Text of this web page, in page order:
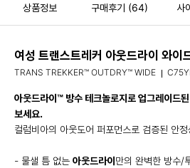
상품정보 구매후기 (64) 사
여성 트랜스트레커 아웃드라이 와이
TRANS TREKKER™ OUTDRY™ WIDE
아웃드라이™ 방수 테크놀로지로 업그레이드
보세요.
컬럼비아의 아웃도어 퍼포먼스로 검증된 안
- 물샐 틈 없는 아웃드라이 만의 완벽한 방수/